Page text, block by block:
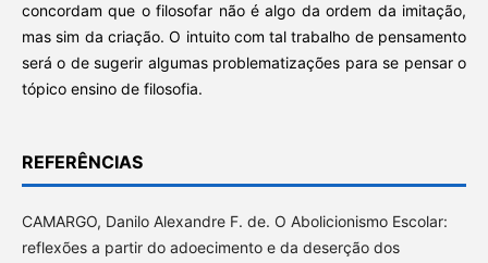
concordam que o filosofar não é algo da ordem da imitação,
mas sim da criação. O intuito com tal trabalho de pensamento
será o de sugerir algumas problematizações para se pensar o
tópico ensino de filosofia.
REFERÊNCIAS
CAMARGO, Danilo Alexandre F. de. O Abolicionismo Escolar:
reflexões a partir do adoecimento e da deserção dos